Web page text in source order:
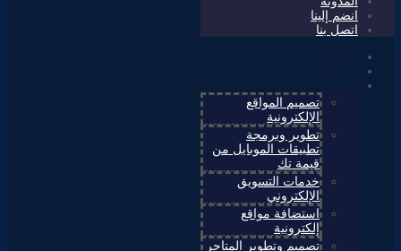
انضم إلينا
اتصل بنا
تصميم المواقع
الإلكترونية
تطوير وبرمجة
تطبيقات الموبايل من
قيمة تك
خدمات التسويق
الإلكتروني
استضافة مواقع
إلكترونية
تصميم وتطوير المتاجر